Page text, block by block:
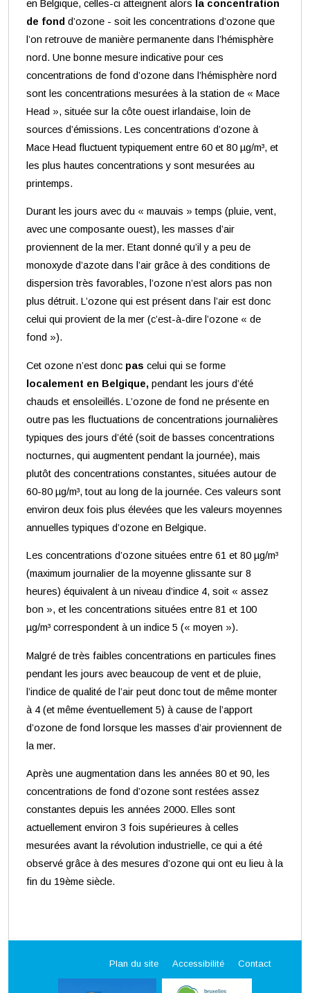
en Belgique, celles-ci atteignent alors
la concentration
de fond d’ozone - soit les concentrations d’ozone que
l’on retrouve de manière permanente dans l’hémisphère
nord. Une bonne mesure indicative pour ces
concentrations de fond d’ozone dans l’hémisphère nord
sont les concentrations mesurées à la station de « Mace
Head », située sur la côte ouest irlandaise, loin de
sources d’émissions. Les concentrations d’ozone à
Mace Head fluctuent typiquement entre 60 et 80 µg/m³, et
les plus hautes concentrations y sont mesurées au
printemps.
Durant les jours avec du « mauvais » temps (pluie, vent,
avec une composante ouest), les masses d’air
proviennent de la mer. Etant donné qu’il y a peu de
monoxyde d’azote dans l’air grâce à des conditions de
dispersion très favorables, l’ozone n’est alors pas non
plus détruit. L’ozone qui est présent dans l’air est donc
celui qui provient de la mer (c’est-à-dire l’ozone « de
fond »).
Cet ozone n’est donc pas celui qui se forme
localement en Belgique, pendant les jours d’été
chauds et ensoleillés. L’ozone de fond ne présente en
outre pas les fluctuations de concentrations journalières
typiques des jours d’été (soit de basses concentrations
nocturnes, qui augmentent pendant la journée), mais
plutôt des concentrations constantes, situées autour de
60-80 µg/m³, tout au long de la journée. Ces valeurs sont
environ deux fois plus élevées que les valeurs moyennes
annuelles typiques d’ozone en Belgique.
Les concentrations d’ozone situées entre 61 et 80 µg/m³
(maximum journalier de la moyenne glissante sur 8
heures) équivalent à un niveau d’indice 4, soit « assez
bon », et les concentrations situées entre 81 et 100
µg/m³ correspondent à un indice 5 (« moyen »).
Malgré de très faibles concentrations en particules fines
pendant les jours avec beaucoup de vent et de pluie,
l’indice de qualité de l’air peut donc tout de même monter
à 4 (et même éventuellement 5) à cause de l’apport
d’ozone de fond lorsque les masses d’air proviennent de
la mer.
Après une augmentation dans les années 80 et 90, les
concentrations de fond d’ozone sont restées assez
constantes depuis les années 2000. Elles sont
actuellement environ 3 fois supérieures à celles
mesurées avant la révolution industrielle, ce qui a été
observé grâce à des mesures d’ozone qui ont eu lieu à la
fin du 19ème siècle.
Plan du site Accessibilité Contact